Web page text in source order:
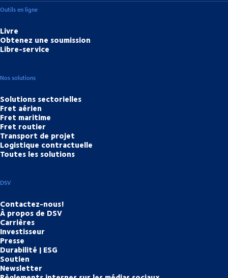
Outils en ligne
Livre
Obtenez une soumission
Libre-service
Nos solutions
Solutions sectorielles
Fret aérien
Fret maritime
Fret routier
Transport de projet
Logistique contractuelle
Toutes les solutions
DSV
Contactez-nous!
À propos de DSV
Carrières
Investisseur
Presse
Durabilité | ESG
Soutien
Newsletter